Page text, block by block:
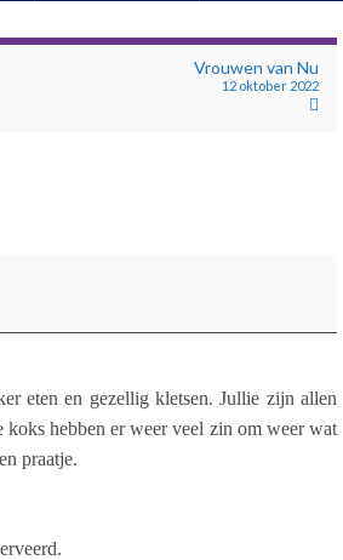
Vrouwen van Nu
12 oktober 2022
eten en gezellig kletsen. Jullie zijn allen
hebben er weer veel zin om weer wat
praatje.